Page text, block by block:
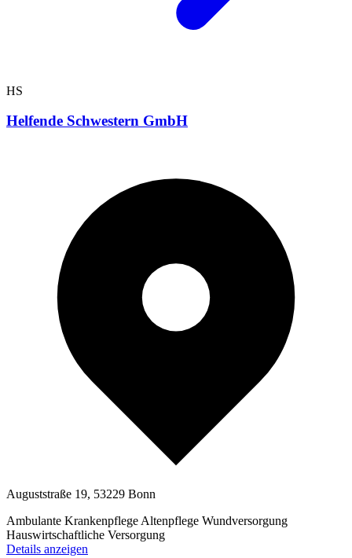
HS
Helfende Schwestern GmbH
Auguststraße 19, 53229 Bonn
Ambulante Krankenpflege Altenpflege Wundversorgung
Hauswirtschaftliche Versorgung
Details anzeigen